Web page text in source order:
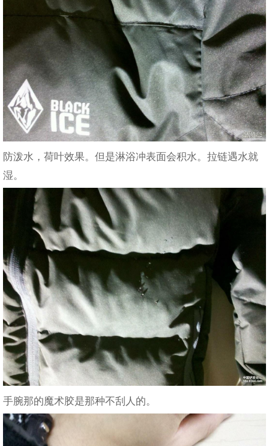
防泼水，荷叶效果。但是淋浴冲表面会积水。拉链遇水就
湿。
手腕那的魔术胶是那种不刮人的。